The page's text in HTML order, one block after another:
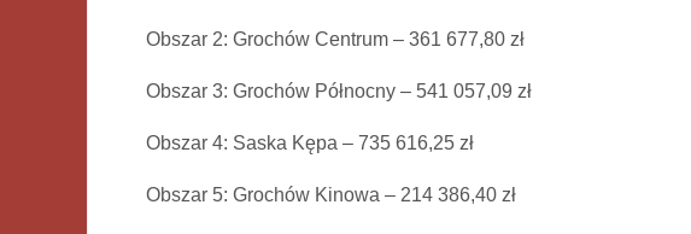
Obszar 2: Grochów Centrum – 361 677,80 zł
Obszar 3: Grochów Północny – 541 057,09 zł
Obszar 4: Saska Kępa – 735 616,25 zł
Obszar 5: Grochów Kinowa – 214 386,40 zł